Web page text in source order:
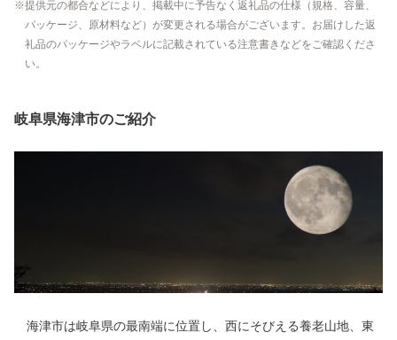
提供元の都合などにより、掲載中に予告なく返礼品の仕様（規格、容量、
パッケージ、原材料など）が変更される場合がございます。お届けした返
礼品のパッケージやラベルに記載されている注意書きなどをご確認くださ
い。
岐阜県海津市のご紹介
海津市は岐阜県の最南端に位置し、西にそびえる養老山地、東